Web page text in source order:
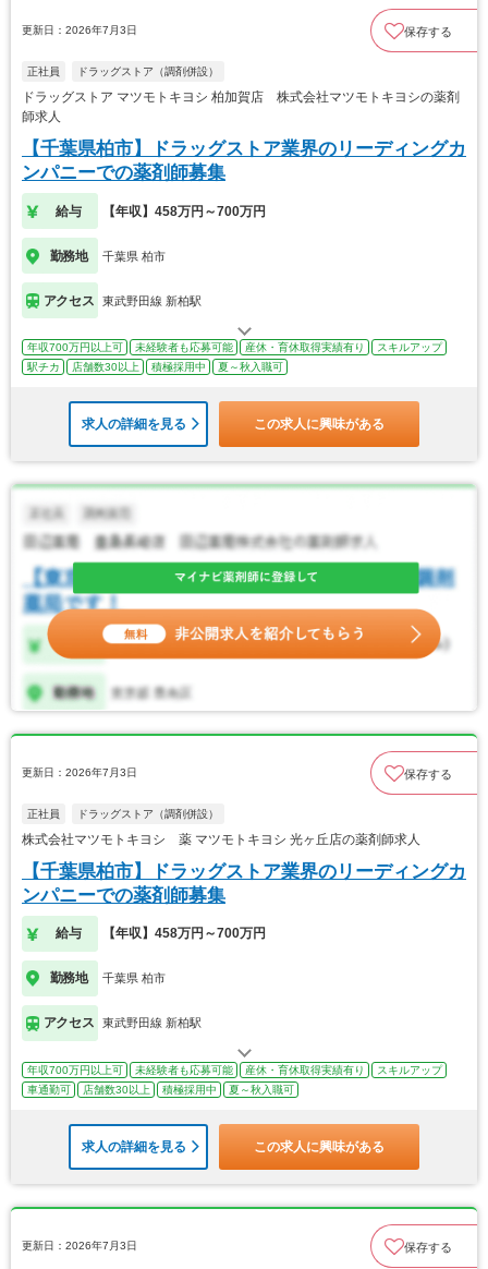
更新日：2026年7月3日 保存する
正社員 ドラッグストア（調剤併設）
ドラッグストア マツモトキヨシ 柏加賀店 株式会社マツモトキヨシの薬剤
師求人
【千葉県柏市】ドラッグストア業界のリーディングカ
ンパニーでの薬剤師募集
給与 【年収】458万円～700万円
勤務地 千葉県 柏市
アクセス 東武野田線 新柏駅
年収700万円以上可 未経験者も応募可能 産休・育休取得実績有り
スキルアップ
駅チカ
店舗数30以上 積極採用中 夏～秋入職可
求人の詳細を見る この求人に興味がある
更新日：2026年7月3日 保存する
正社員 ドラッグストア（調剤併設）
株式会社マツモトキヨシ 薬 マツモトキヨシ 光ヶ丘店の薬剤師求人
【千葉県柏市】ドラッグストア業界のリーディングカ
ンパニーでの薬剤師募集
給与 【年収】458万円～700万円
勤務地 千葉県 柏市
アクセス 東武野田線 新柏駅
年収700万円以上可 未経験者も応募可能 産休・育休取得実績有り
スキルアップ
車通勤可
店舗数30以上 積極採用中 夏～秋入職可
求人の詳細を見る この求人に興味がある
更新日：2026年7月3日 保存する